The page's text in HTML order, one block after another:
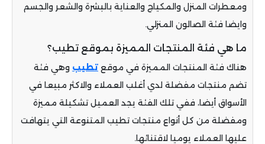
ومعطرات المنزل والمكياج والعناية بالبشرة والشعر والجسم
وايضا فئة الصالون المنزلي.
ما هي فئة المنتجات المميزة بموقع تطيب؟
هناك فئة المنتجات المميزة في موقع تطيب وهي فئة
تضم منتجات مفضلة لدي أغلب العملاء والاكثر مبيعا في
الأسواق أيضا، ففي تلك الفئة يجد العميل تشكيلة مميزة
ومفضلة من كل أنواع منتجات تطيب المتنوعة التي يتهافت
عليها العملاء يوميا لاقتنائها.